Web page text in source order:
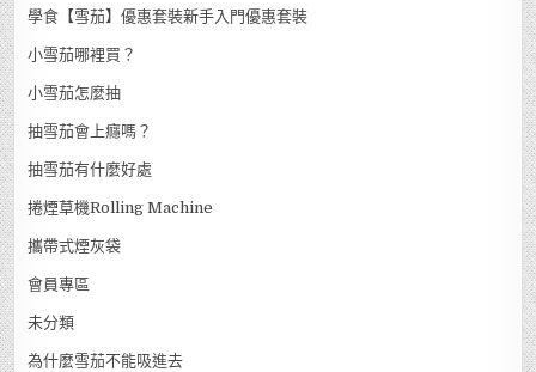
學食【雪茄】優惠套裝新手入門優惠套裝
小雪茄哪裡買？
小雪茄怎麼抽
抽雪茄會上癮嗎？
抽雪茄有什麼好處
捲煙草機Rolling Machine
攜帶式煙灰袋
會員專區
未分類
為什麼雪茄不能吸進去